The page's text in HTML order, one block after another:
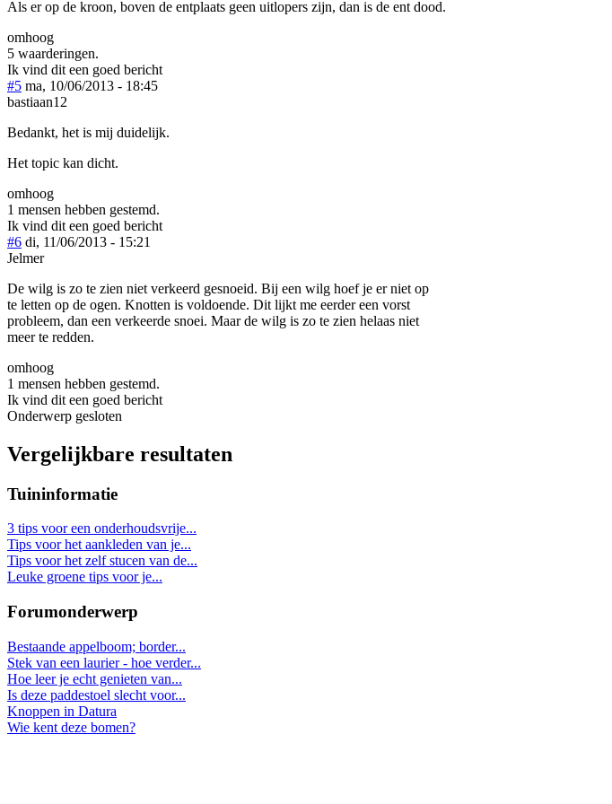
Als er op de kroon, boven de entplaats geen uitlopers zijn, dan is de ent dood.
omhoog
5 waarderingen.
Ik vind dit een goed bericht
#5 ma, 10/06/2013 - 18:45
bastiaan12
Bedankt, het is mij duidelijk.
Het topic kan dicht.
omhoog
1 mensen hebben gestemd.
Ik vind dit een goed bericht
#6 di, 11/06/2013 - 15:21
Jelmer
De wilg is zo te zien niet verkeerd gesnoeid. Bij een wilg hoef je er niet op
te letten op de ogen. Knotten is voldoende. Dit lijkt me eerder een vorst
probleem, dan een verkeerde snoei. Maar de wilg is zo te zien helaas niet
meer te redden.
omhoog
1 mensen hebben gestemd.
Ik vind dit een goed bericht
Onderwerp gesloten
Vergelijkbare resultaten
Tuininformatie
3 tips voor een onderhoudsvrije...
Tips voor het aankleden van je...
Tips voor het zelf stucen van de...
Leuke groene tips voor je...
Forumonderwerp
Bestaande appelboom; border...
Stek van een laurier - hoe verder...
Hoe leer je echt genieten van...
Is deze paddestoel slecht voor...
Knoppen in Datura
Wie kent deze bomen?